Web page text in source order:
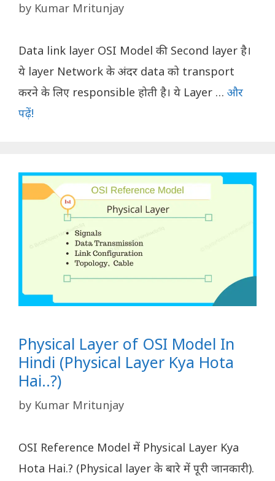
by Kumar Mritunjay
Data link layer OSI Model की Second layer है।
ये layer Network के अंदर data को transport
करने के लिए responsible होती है। ये Layer … और
पढ़ें!
Physical Layer of OSI Model In
Hindi (Physical Layer Kya Hota
Hai..?)
by Kumar Mritunjay
OSI Reference Model में Physical Layer Kya
Hota Hai.? (Physical layer के बारे में पूरी जानकारी).